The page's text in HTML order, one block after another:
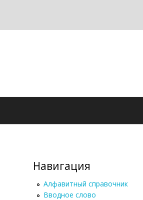
Навигация
Алфавитный справочник
Вводное слово